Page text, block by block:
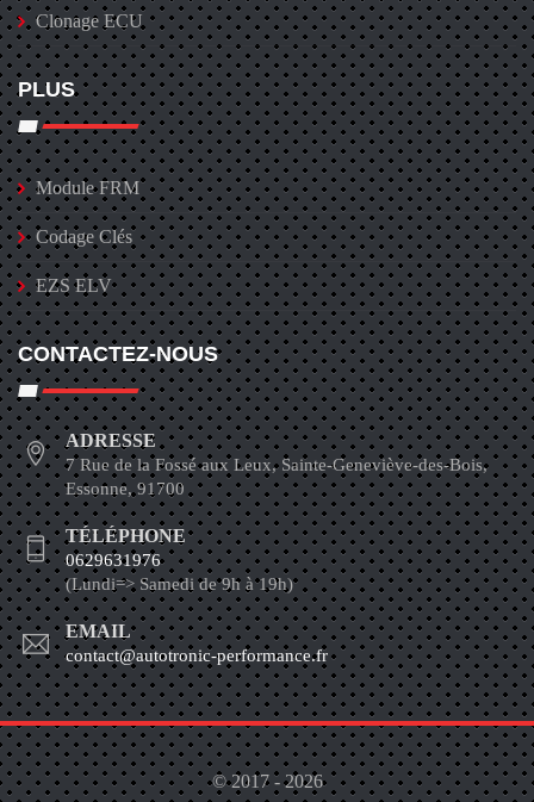
Clonage ECU
PLUS
Module FRM
Codage Clés
EZS ELV
CONTACTEZ-NOUS
ADRESSE
7 Rue de la Fossé aux Leux, Sainte-Geneviève-des-Bois,
Essonne, 91700
TÉLÉPHONE
0629631976
(Lundi=> Samedi de 9h à 19h)
EMAIL
contact@autotronic-performance.fr
© 2017 - 2026